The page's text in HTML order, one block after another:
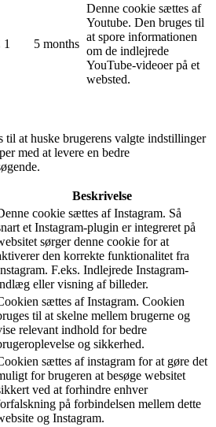
1 5 months
Denne cookie sættes af
Youtube. Den bruges til
at spore informationen
om de indlejrede
YouTube-videoer på et
websted.
til at huske brugerens valgte indstillinger
med at levere en bedre
Beskrivelse
cookie sættes af Instagram. Så
et Instagram-plugin er integreret på
sørger denne cookie for at
den korrekte funktionalitet fra
F.eks. Indlejrede Instagram-
eller visning af billeder.
sættes af Instagram. Cookien
til at skelne mellem brugerne og
relevant indhold for bedre
og sikkerhed.
sættes af instagram for at gøre det
for brugeren at besøge websitet
ved at forhindre enhver
på forbindelsen mellem dette
og Instagram.